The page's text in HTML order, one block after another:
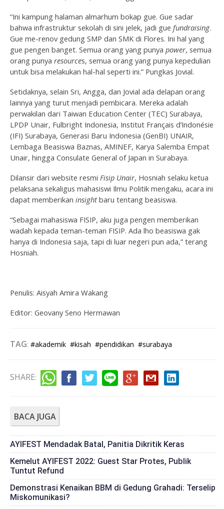
“Ini kampung halaman almarhum bokap gue. Gue sadar
bahwa infrastruktur sekolah di sini jelek, jadi gue fundraising.
Gue me-renov gedung SMP dan SMK di Flores. Ini hal yang
gue pengen banget. Semua orang yang punya power, semua
orang punya resources, semua orang yang punya kepedulian
untuk bisa melakukan hal-hal seperti ini.” Pungkas Jovial.
Setidaknya, selain Sri, Angga, dan Jovial ada delapan orang
lainnya yang turut menjadi pembicara. Mereka adalah
perwakilan dari Taiwan Education Center (TEC) Surabaya,
LPDP Unair, Fulbright Indonesia, Institut Français d’Indonésie
(IFI) Surabaya, Generasi Baru Indonesia (GenBI) UNAIR,
Lembaga Beasiswa Baznas, AMINEF, Karya Salemba Empat
Unair, hingga Consulate General of Japan in Surabaya.
Dilansir dari website resmi Fisip Unair, Hosniah selaku ketua
pelaksana sekaligus mahasiswi Ilmu Politik mengaku, acara ini
dapat memberikan insightbaru tentang beasiswa.
“Sebagai mahasiswa FISIP, aku juga pengen memberikan
wadah kepada teman-teman FISIP. Ada lho beasiswa gak
hanya di Indonesia saja, tapi di luar negeri pun ada,” terang
Hosniah.
Penulis: Aisyah Amira Wakang
Editor: Geovany Seno Hermawan
TAG: #akademik #kisah #pendidikan #surabaya
SHARE:
BACA JUGA
AYIFEST Mendadak Batal, Panitia Dikritik Keras
Kemelut AYIFEST 2022: Guest Star Protes, Publik
Tuntut Refund
Demonstrasi Kenaikan BBM di Gedung Grahadi: Terselip
Miskomunikasi?